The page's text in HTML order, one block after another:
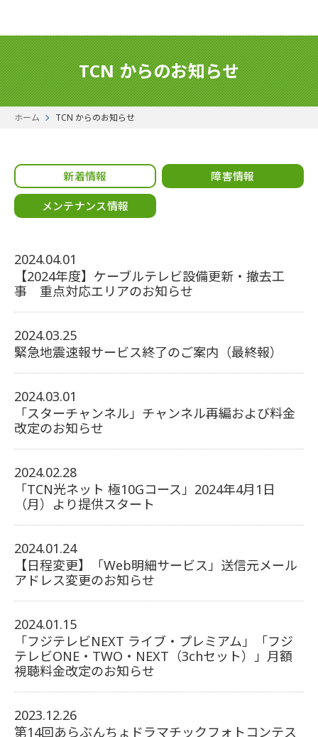
TCN からのお知らせ
ホーム TCN からのお知らせ
新着情報 障害情報
メンテナンス情報
2024.04.01
【2024年度】ケーブルテレビ設備更新・撤去工
事 重点対応エリアのお知らせ
2024.03.25
緊急地震速報サービス終了のご案内（最終報）
2024.03.01
「スターチャンネル」チャンネル再編および料金
改定のお知らせ
2024.02.28
「TCN光ネット 極10Gコース」2024年4月1日
（月）より提供スタート
2024.01.24
【日程変更】「Web明細サービス」送信元メール
アドレス変更のお知らせ
2024.01.15
「フジテレビNEXT ライブ・プレミアム」「フジ
テレビONE・TWO・NEXT（3chセット）」月額
視聴料金改定のお知らせ
2023.12.26
第14回あらぶんちょドラマチックフォトコンテス